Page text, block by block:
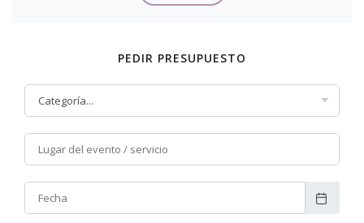
PEDIR PRESUPUESTO